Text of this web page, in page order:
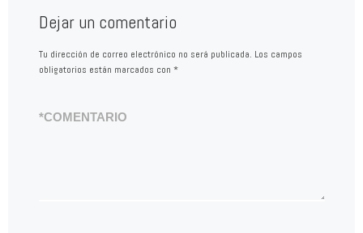
Dejar un comentario
Tu dirección de correo electrónico no será publicada. Los campos
obligatorios están marcados con *
COMENTARIO
*